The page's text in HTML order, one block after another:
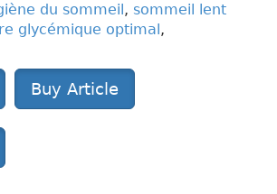
du sommeil, sommeil lent
glycémique optimal,
Buy Article